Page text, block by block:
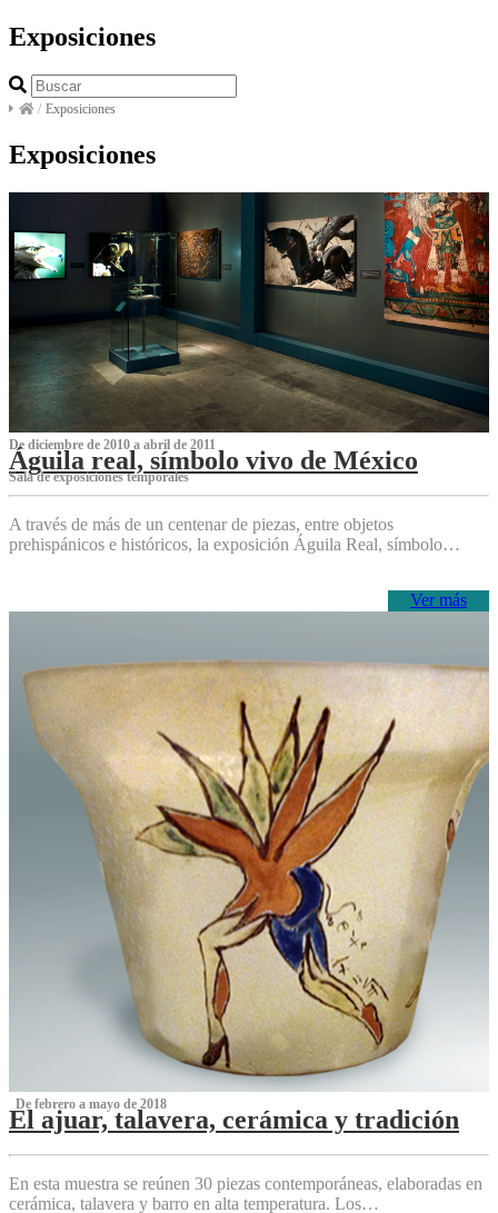
Exposiciones
/ Exposiciones
Exposiciones
De diciembre de 2010 a abril de 2011
Águila real, símbolo vivo de México
Sala de exposiciones temporales
A través de más de un centenar de piezas, entre objetos
prehispánicos e históricos, la exposición Águila Real, símbolo…
Ver más
‌ De febrero a mayo de 2018
El ajuar, talavera, cerámica y tradición
‌
En esta muestra se reúnen 30 piezas contemporáneas, elaboradas en
cerámica, talavera y barro en alta temperatura. Los…